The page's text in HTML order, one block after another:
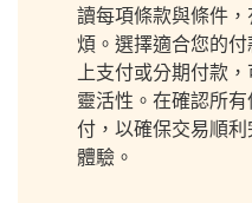
讀每項條款與條件
煩。選擇適合您的
上支付或分期付款
靈活性。在確認所
付，以確保交易順
體驗。